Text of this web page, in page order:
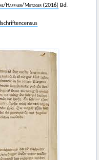
/ Haffner/ Metzger (2016) Bd.